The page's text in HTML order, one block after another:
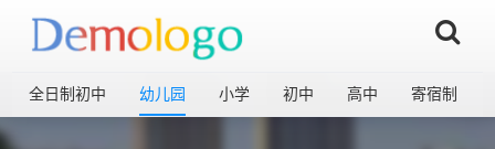
全日制初中 幼儿园 小学 初中 高中 寄宿制